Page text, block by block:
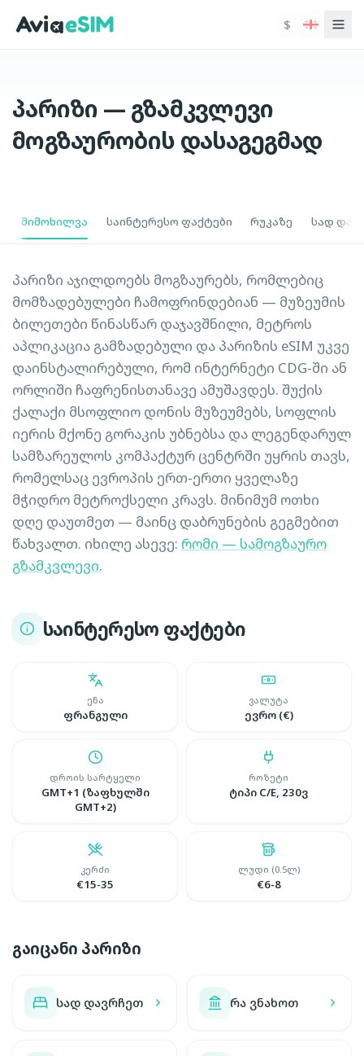
$
პარიზი — გზამკვლევი
მოგზაურობის დასაგეგმად
მიმოხილვა საინტერესო ფაქტები რუკაზე სად
პარიზი აჯილდოებს მოგზაურებს, რომლებიც
მომზადებულები ჩამოფრინდებიან — მუზეუმის
ბილეთები წინასწარ დაჯავშნილი, მეტროს
აპლიკაცია გამზადებული და პარიზის eSIM უკვე
დაინსტალირებული, რომ ინტერნეტი CDG-ში ან
ორლიში ჩაფრენისთანავე ამუშავდეს. შუქის
ქალაქი მსოფლიო დონის მუზეუმებს, სოფლის
იერის მქონე გორაკის უბნებსა და ლეგენდარულ
სამზარეულოს კომპაქტურ ცენტრში უყრის თავს,
რომელსაც ევროპის ერთ-ერთი ყველაზე
მჭიდრო მეტროქსელი კრავს. მინიმუმ ოთხი
დღე დაუთმეთ — მაინც დაბრუნების გეგმებით
წახვალთ. იხილე ასევე: რომი — სამოგზაურო
გზამკვლევი.
საინტერესო ფაქტები
ენა
ფრანგული
ვალუტა
ევრო (€)
დროის სარტყელი
GMT+1 (ზაფხულში
GMT+2)
როზეტი
ტიპი C/E, 230ვ
კერძი
€15-35
ლუდი (0.5ლ)
€6-8
გაიცანი პარიზი
სად დავრჩეთ რა ვნახოთ